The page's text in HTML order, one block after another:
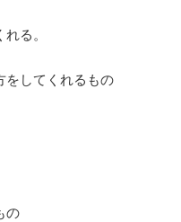
る。
をしてくれるもの
の